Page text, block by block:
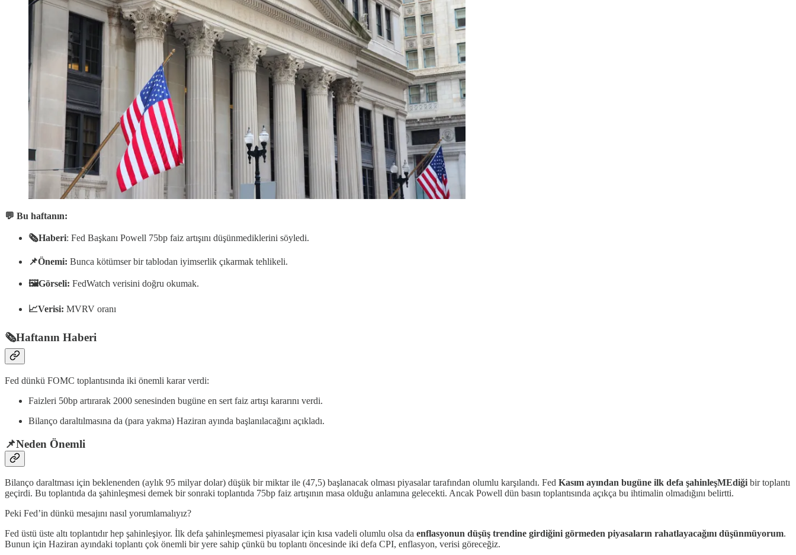
💬 Bu haftanın:
🗞️Haberi: Fed Başkanı Powell 75bp faiz artışını düşünmediklerini söyledi.
📌Önemi: Bunca kötümser bir tablodan iyimserlik çıkarmak tehlikeli.
🖼️Görseli: FedWatch verisini doğru okumak.
📈Verisi: MVRV oranı
🗞️Haftanın Haberi
Fed dünkü FOMC toplantısında iki önemli karar verdi:
Faizleri 50bp artırarak 2000 senesinden bugüne en sert faiz artışı kararını verdi.
Bilanço daraltılmasına da (para yakma) Haziran ayında başlanılacağını açıkladı.
📌Neden Önemli
Bilanço daraltması için beklenenden (aylık 95 milyar dolar) düşük bir miktar ile (47,5) başlanacak olması piyasalar tarafından olumlu karşılandı. Fed Kasım ayından bugüne ilk defa şahinleşMEdiği bir toplantı
geçirdi. Bu toplantıda da şahinleşmesi demek bir sonraki toplantıda 75bp faiz artışının masa olduğu anlamına gelecekti. Ancak Powell dün basın toplantısında açıkça bu ihtimalin olmadığını belirtti.
Peki Fed’in dünkü mesajını nasıl yorumlamalıyız?
Fed üstü üste altı toplantıdır hep şahinleşiyor. İlk defa şahinleşmemesi piyasalar için kısa vadeli olumlu olsa da enflasyonun düşüş trendine girdiğini görmeden piyasaların rahatlayacağını düşünmüyorum.
Bunun için Haziran ayındaki toplantı çok önemli bir yere sahip çünkü bu toplantı öncesinde iki defa CPI, enflasyon, verisi göreceğiz.